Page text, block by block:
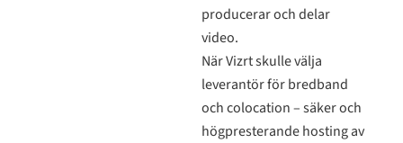
producerar och delar
video.
När Vizrt skulle välja
leverantör för bredband
och colocation – säker och
högpresterande hosting av